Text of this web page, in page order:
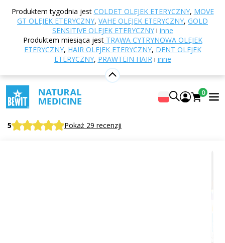
Produktem tygodnia jest COLDET OLEJEK ETERYCZNY, MOVE
GT OLEJEK ETERYCZNY, VAHE OLEJEK ETERYCZNY, GOLD
SENSITIVE OLEJEK ETERYCZNYi inne
Produktem miesiąca jest TRAWA CYTRYNOWA OLEJEK
ETERYCZNY, HAIR OLEJEK ETERYCZNY, DENT OLEJEK
ETERYCZNY, PRAWTEIN HAIRi inne
0
Strona główna
eteryczne
Mieszanki olejków eterycznych
Olejek
eteryczny Gold Lavender
Olejek eteryczny Gold Lavender
100% czysta i naturalna mieszanka olejków eterycznych
CTEO®
GOLD LAVENDER, essential oil blend
5 Pokaż 29 recenzji